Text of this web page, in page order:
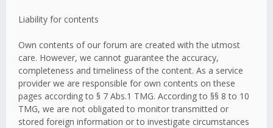
Liability for contents
Own contents of our forum are created with the utmost
care. However, we cannot guarantee the accuracy,
completeness and timeliness of the content. As a service
provider we are responsible for own contents on these
pages according to § 7 Abs.1 TMG. According to §§ 8 to 10
TMG, we are not obligated to monitor transmitted or
stored foreign information or to investigate circumstances